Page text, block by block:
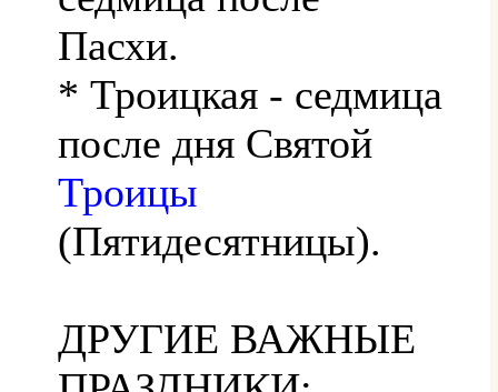
Пасхи.
* Троицкая - седмица
после дня Святой
Троицы
(Пятидесятницы).
ДРУГИЕ ВАЖНЫЕ